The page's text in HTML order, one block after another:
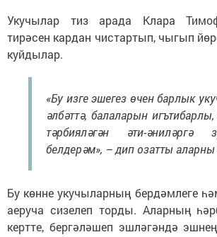
Укучылар тиз арада Клара
тирәсен кардан чистартып, чыгып
куйдылар.
«Бу изге эшегез өчен барлык
әлбәттә, балаларын
тәрбияләгән әти-әниләргә
белдерәм», – дип озатты аларны
Бу көнне укучыларның бердәмлеге
аеруча сизелеп торды. Аларның
кертте, бергәләшеп эшләгәндә